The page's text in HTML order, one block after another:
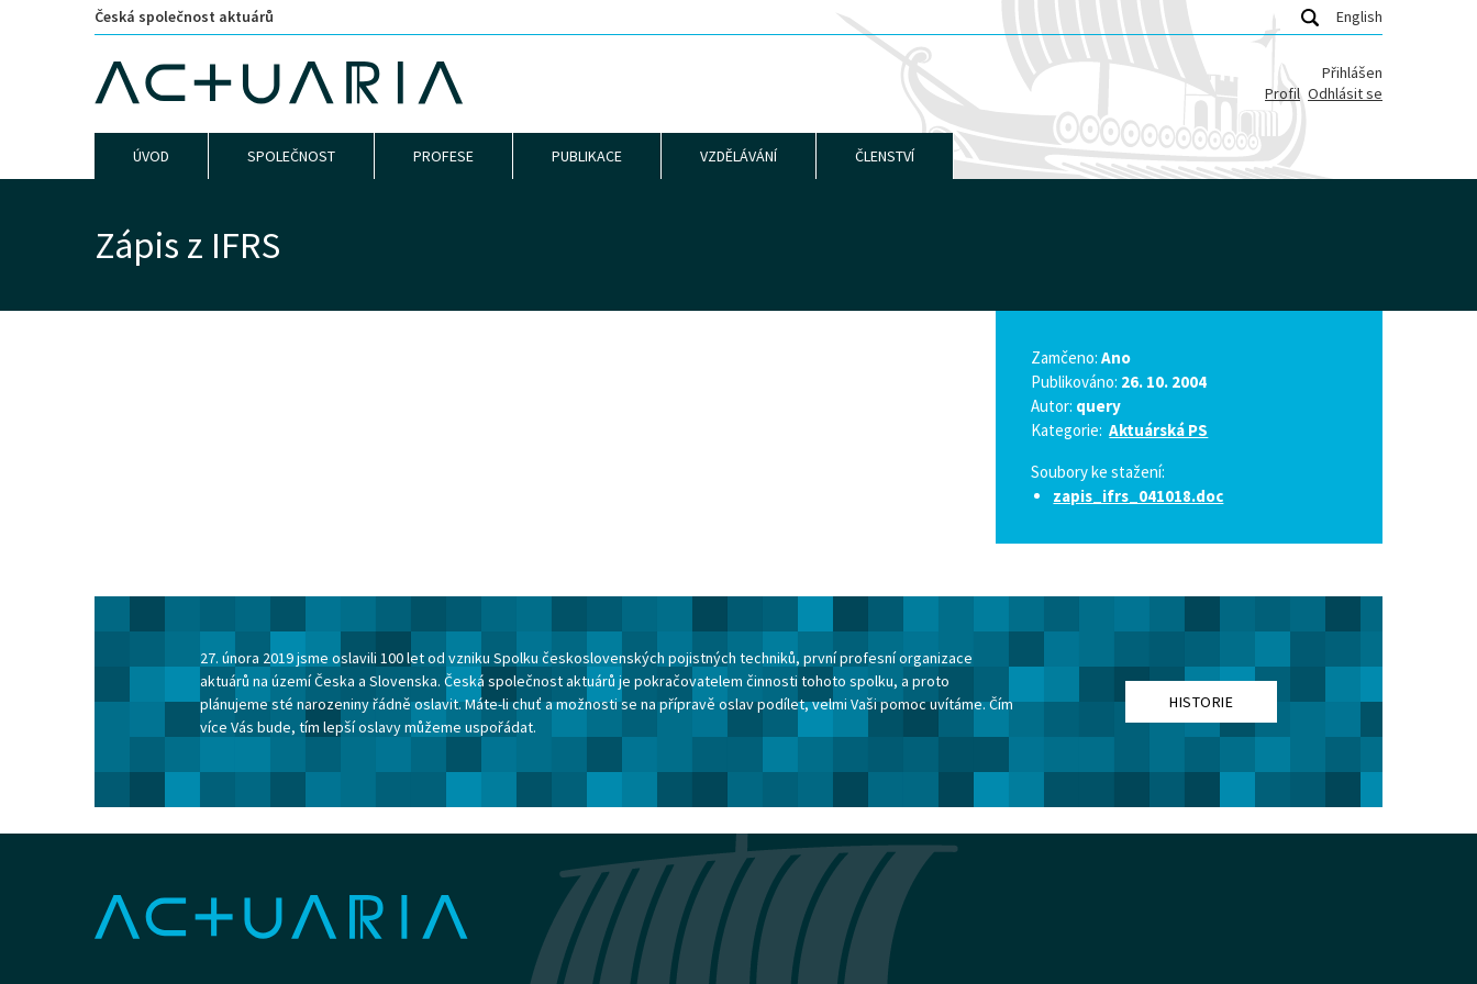
Česká společnost aktuárů English
Přihlášen
Profil Odhlásit se
ÚVOD SPOLEČNOST PROFESE PUBLIKACE VZDĚLÁVÁNÍ ČLENSTVÍ
Zápis z IFRS
Zamčeno:Ano
Publikováno: 26. 10. 2004
Autor: query
Kategorie:Aktuárská PS
Soubory ke stažení:
zapis_ifrs_041018.doc
27. února 2019 jsme oslavili 100 let od vzniku Spolku československých pojistných techniků, první profesní organizace
aktuárů na území Česka a Slovenska. Česká společnost aktuárů je pokračovatelem činnosti tohoto spolku, a proto
plánujeme sté narozeniny řádně oslavit. Máte-li chuť a možnosti se na přípravě oslav podílet, velmi Vaši pomoc uvítáme. Čím
více Vás bude, tím lepší oslavy můžeme uspořádat.
HISTORIE